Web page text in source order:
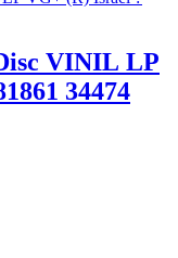
VG+ (R) Israel ? CBS 81861 34474